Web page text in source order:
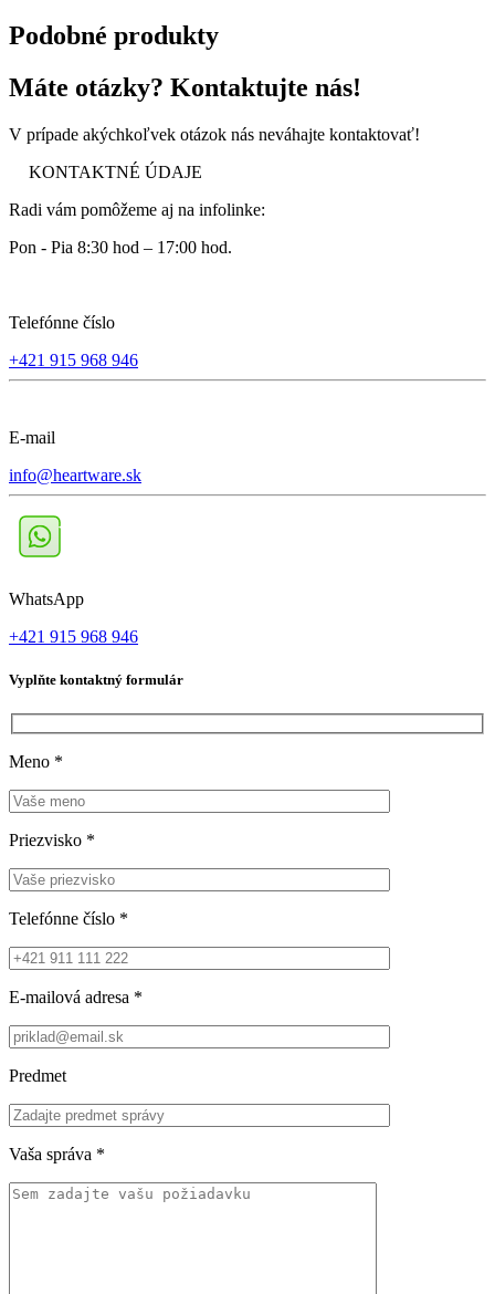
Podobné produkty
Máte otázky? Kontaktujte nás!
V prípade akýchkoľvek otázok nás neváhajte kontaktovať!
KONTAKTNÉ ÚDAJE
Radi vám pomôžeme aj na infolinke:
Pon - Pia 8:30 hod – 17:00 hod.
Telefónne číslo
+421 915 968 946
E-mail
info@heartware.sk
WhatsApp
+421 915 968 946
Vyplňte kontaktný formulár
Meno *
Priezvisko *
Telefónne číslo *
E-mailová adresa *
Predmet
Vaša správa *